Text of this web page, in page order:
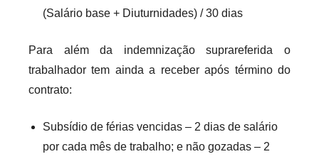
(Salário base + Diuturnidades) / 30 dias
Para além da indemnização suprareferida o
trabalhador tem ainda a receber após término do
contrato:
Subsídio de férias vencidas – 2 dias de salário
por cada mês de trabalho; e não gozadas – 2